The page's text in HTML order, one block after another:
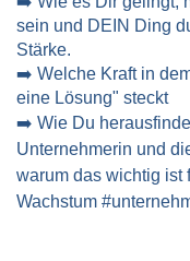
sein und DEIN Ding
Stärke.
➡️ Welche Kraft in
eine Lösung" steckt
➡️ Wie Du
Unternehmerin und
warum das wichtig ist
Wachstum